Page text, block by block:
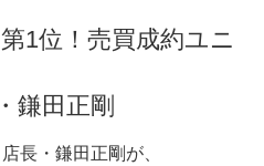
1位！売買成約ユニ
鎌田正剛
長・鎌田正剛が、